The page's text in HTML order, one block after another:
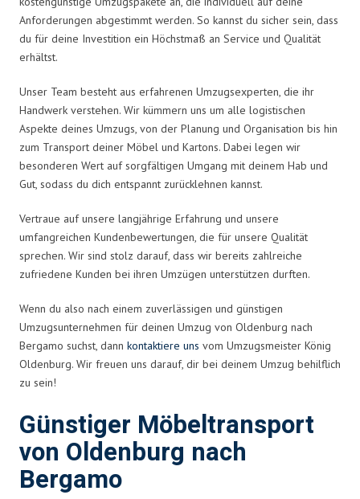
Anforderungen abgestimmt werden. So kannst du sicher sein, dass
du für deine Investition ein Höchstmaß an Service und Qualität
erhältst.
Unser Team besteht aus erfahrenen Umzugsexperten, die ihr
Handwerk verstehen. Wir kümmern uns um alle logistischen
Aspekte deines Umzugs, von der Planung und Organisation bis hin
zum Transport deiner Möbel und Kartons. Dabei legen wir
besonderen Wert auf sorgfältigen Umgang mit deinem Hab und
Gut, sodass du dich entspannt zurücklehnen kannst.
Vertraue auf unsere langjährige Erfahrung und unsere
umfangreichen Kundenbewertungen, die für unsere Qualität
sprechen. Wir sind stolz darauf, dass wir bereits zahlreiche
zufriedene Kunden bei ihren Umzügen unterstützen durften.
Wenn du also nach einem zuverlässigen und günstigen
Umzugsunternehmen für deinen Umzug von Oldenburg nach
Bergamo suchst, dann kontaktiere uns vom Umzugsmeister König
Oldenburg. Wir freuen uns darauf, dir bei deinem Umzug behilflich
zu sein!
Günstiger Möbeltransport
von Oldenburg nach
Bergamo